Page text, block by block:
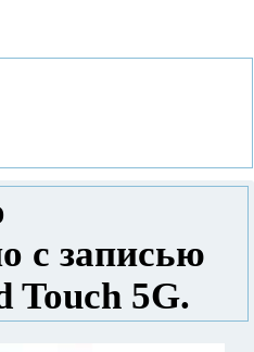
с записью
Touch 5G.